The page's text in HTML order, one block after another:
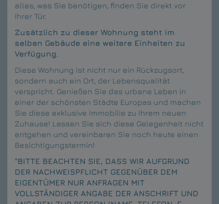
alles, was Sie benötigen, finden Sie direkt vor
Ihrer Tür.
Zusätzlich zu dieser Wohnung steht im
selben Gebäude eine weitere Einheiten zu
Verfügung.
Diese Wohnung ist nicht nur ein Rückzugsort,
sondern auch ein Ort, der Lebensqualität
verspricht. Genießen Sie das urbane Leben in
einer der schönsten Städte Europas und machen
Sie diese exklusive Immobilie zu Ihrem neuen
Zuhause! Lassen Sie sich diese Gelegenheit nicht
entgehen und vereinbaren Sie noch heute einen
Besichtigungstermin!
"BITTE BEACHTEN SIE, DASS WIR AUFGRUND
DER NACHWEISPFLICHT GEGENÜBER DEM
EIGENTÜMER NUR ANFRAGEN MIT
VOLLSTÄNDIGER ANGABE DER ANSCHRIFT UND